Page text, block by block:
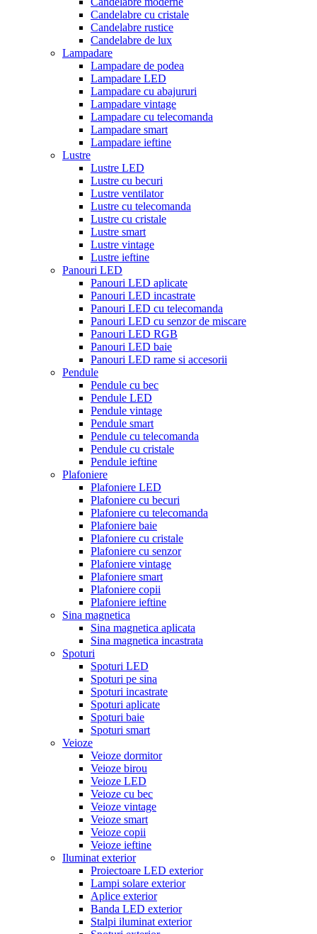
Candelabre cu cristale
Candelabre rustice
Candelabre de lux
Lampadare
Lampadare de podea
Lampadare LED
Lampadare cu abajururi
Lampadare vintage
Lampadare cu telecomanda
Lampadare smart
Lampadare ieftine
Lustre
Lustre LED
Lustre cu becuri
Lustre ventilator
Lustre cu telecomanda
Lustre cu cristale
Lustre smart
Lustre vintage
Lustre ieftine
Panouri LED
Panouri LED aplicate
Panouri LED incastrate
Panouri LED cu telecomanda
Panouri LED cu senzor de miscare
Panouri LED RGB
Panouri LED baie
Panouri LED rame si accesorii
Pendule
Pendule cu bec
Pendule LED
Pendule vintage
Pendule smart
Pendule cu telecomanda
Pendule cu cristale
Pendule ieftine
Plafoniere
Plafoniere LED
Plafoniere cu becuri
Plafoniere cu telecomanda
Plafoniere baie
Plafoniere cu cristale
Plafoniere cu senzor
Plafoniere vintage
Plafoniere smart
Plafoniere copii
Plafoniere ieftine
Sina magnetica
Sina magnetica aplicata
Sina magnetica incastrata
Spoturi
Spoturi LED
Spoturi pe sina
Spoturi incastrate
Spoturi aplicate
Spoturi baie
Spoturi smart
Veioze
Veioze dormitor
Veioze birou
Veioze LED
Veioze cu bec
Veioze vintage
Veioze smart
Veioze copii
Veioze ieftine
Iluminat exterior
Proiectoare LED exterior
Lampi solare exterior
Aplice exterior
Banda LED exterior
Stalpi iluminat exterior